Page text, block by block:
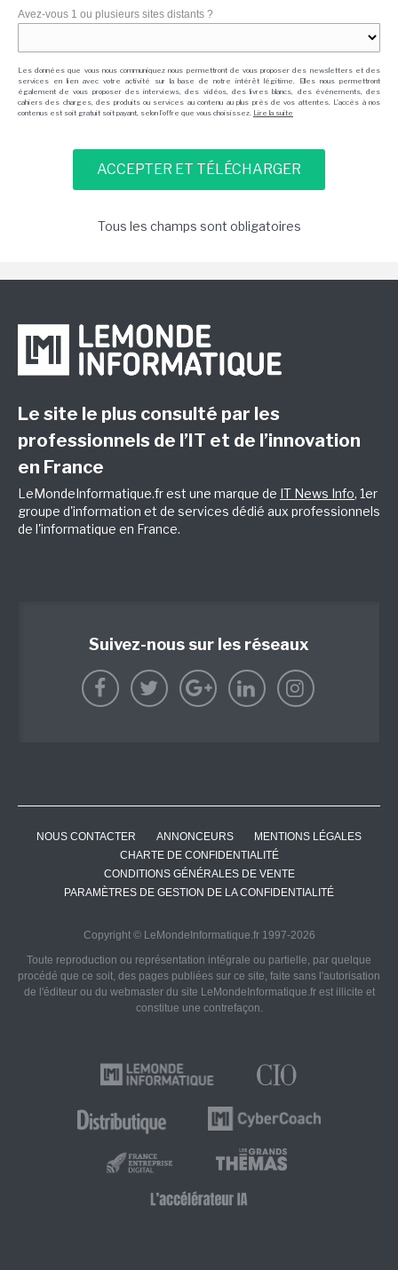
Avez-vous 1 ou plusieurs sites distants ?
Les données que vous nous communiquez nous permettront de vous proposer des newsletters et des
services en lien avec votre activité sur la base de notre intérêt légitime. Elles nous permettront
également de vous proposer des interviews, des vidéos, des livres blancs, des événements, des
cahiers des charges, des produits ou services au contenu au plus près de vos attentes. L'accès à nos
contenus est soit gratuit soit payant, selon l'offre que vous choisissez. Lire la suite
Tous les champs sont obligatoires
Le site le plus consulté par les
professionnels de l’IT et de l’innovation
en France
LeMondeInformatique.fr est une marque de IT News Info, 1er
groupe d'information et de services dédié aux professionnels
de l'informatique en France.
Suivez-nous sur les réseaux
NOUS CONTACTER ANNONCEURS
MENTIONS LÉGALES
CHARTE DE CONFIDENTIALITÉ
CONDITIONS GÉNÉRALES DE VENTE
PARAMÈTRES DE GESTION DE LA CONFIDENTIALITÉ
Copyright © LeMondeInformatique.fr 1997-2026
Toute reproduction ou représentation intégrale ou partielle, par quelque
procédé que ce soit, des pages publiées sur ce site, faite sans l'autorisation
de l'éditeur ou du webmaster du site LeMondeInformatique.fr est illicite et
constitue une contrefaçon.